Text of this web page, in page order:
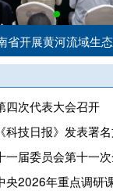
四次代表大会召开
一届委员会第十一
央2026年重点调研